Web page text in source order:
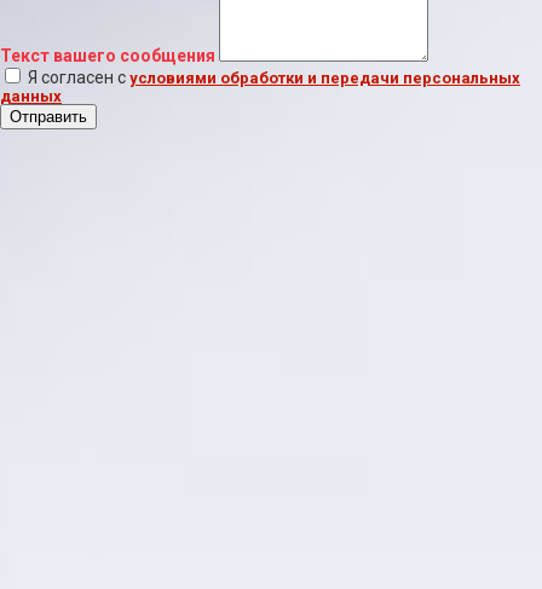
Текст вашего сообщения
Я согласен с условиями обработки и передачи персональных
данных
Отправить